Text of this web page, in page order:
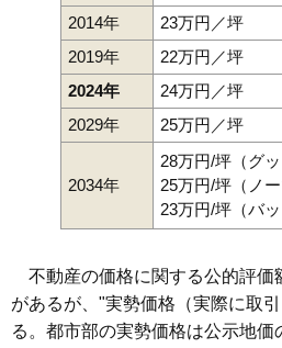
2014年
23万円／坪
2019年
22万円／坪
2024年
24万円／坪
2029年
25万円／坪
2034年
28万円/坪（グッ
25万円/坪（ノー
23万円/坪（バッ
不動産の価格に関する公的評価
があるが、"実勢価格（実際に取
る。都市部の実勢価格は公示地